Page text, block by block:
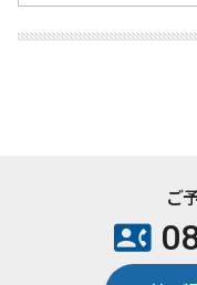
ご
contact_phone